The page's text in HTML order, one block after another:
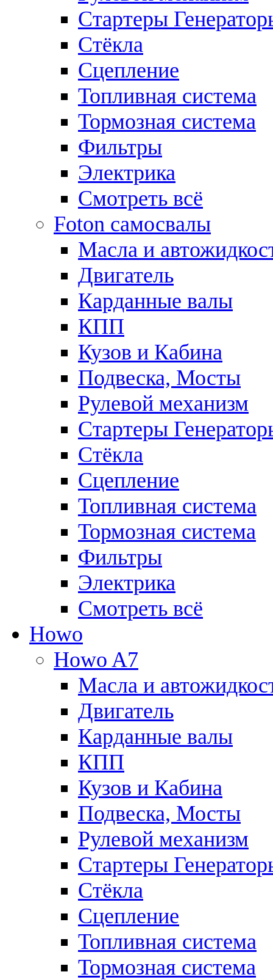
Стартеры
Стёкла
Сцепление
Топливная система
Тормозная система
Фильтры
Электрика
Смотреть всё
Foton самосвалы
Масла и
Двигатель
Карданные валы
КПП
Кузов и Кабина
Подвеска, Мосты
Рулевой механизм
Стартеры
Стёкла
Сцепление
Топливная система
Тормозная система
Фильтры
Электрика
Смотреть всё
Howo
Howo A7
Масла и
Двигатель
Карданные валы
КПП
Кузов и Кабина
Подвеска, Мосты
Рулевой механизм
Стартеры
Стёкла
Сцепление
Топливная система
Тормозная система